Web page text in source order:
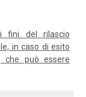
fini del rilascio
in caso di esito
che può essere